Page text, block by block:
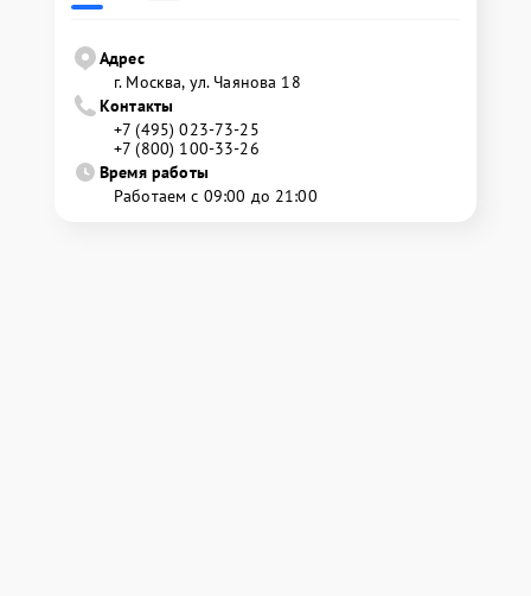
Адрес
г. Москва, ул. Чаянова 18
Контакты
+7 (495) 023-73-25
+7 (800) 100-33-26
Время работы
Работаем с 09:00 до 21:00